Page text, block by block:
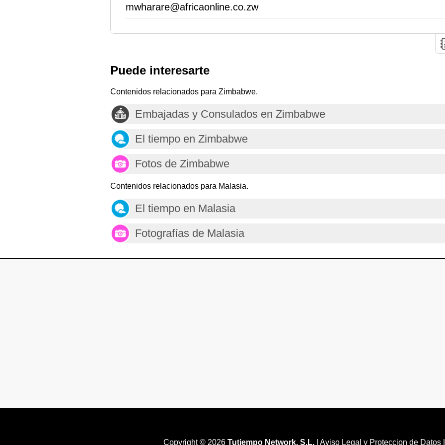
mwharare@africaonline.co.zw
Puede interesarte
Contenidos relacionados para Zimbabwe.
Embajadas y Consulados en Zimbabwe
El tiempo en Zimbabwe
Fotos de Zimbabwe
Contenidos relacionados para Malasia.
El tiempo en Malasia
Fotografías de Malasia
Copyright © 2026 Tutiempo Network, S.L.| Aviso Legal y Proteccion de Datos|